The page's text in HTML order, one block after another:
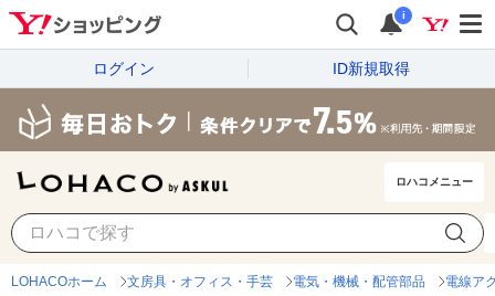
i
ログイン ID新規取得
ロハコメニュー
LOHACOホーム 文房具・オフィス・手芸 電気・機械・配管部品 電線ア